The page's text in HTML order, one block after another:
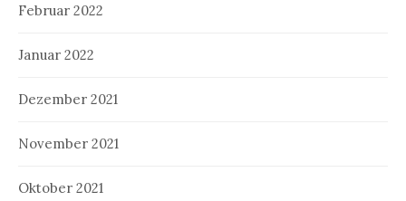
Februar 2022
Januar 2022
Dezember 2021
November 2021
Oktober 2021